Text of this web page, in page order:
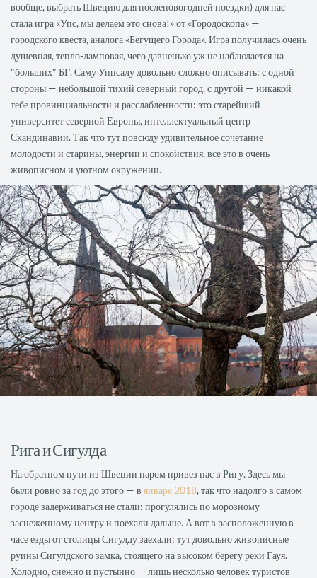
вообще, выбрать Швецию для посленовогодней поездки) для нас
стала игра «Упс, мы делаем это снова!» от «Городоскопа» —
городского квеста, аналога «Бегущего Города». Игра получилась очень
душевная, тепло-ламповая, чего давненько уж не наблюдается на
"больших" БГ. Саму Уппсалу довольно сложно описывать: с одной
стороны — небольшой тихий северный город, с другой — никакой
тебе провинциальности и расслабленности: это старейший
университет северной Европы, интеллектуальный центр
Скандинавии. Так что тут повсюду удивительное сочетание
молодости и старины, энергии и спокойствия, все это в очень
живописном и уютном окружении.
Рига и Сигулда
На обратном пути из Швеции паром привез нас в Ригу. Здесь мы
были ровно за год до этого — в январе 2018, так что надолго в самом
городе задерживаться не стали: прогулялись по морозному
заснеженному центру и поехали дальше. А вот в расположенную в
часе езды от столицы Сигулду заехали: тут довольно живописные
руины Сигулдского замка, стоящего на высоком берегу реки Гауя.
Холодно, снежно и пустынно — лишь несколько человек туристов